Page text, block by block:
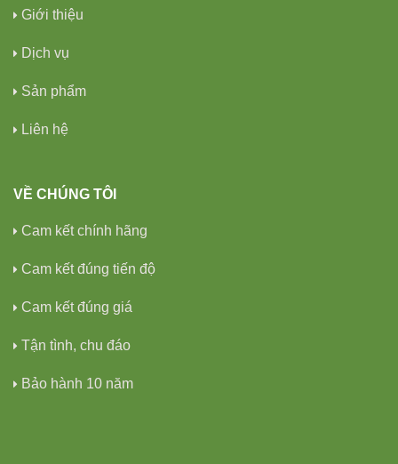
Giới thiệu
Dịch vụ
Sản phẩm
Liên hệ
VỀ CHÚNG TÔI
Cam kết chính hãng
Cam kết đúng tiến độ
Cam kết đúng giá
Tận tình, chu đáo
Bảo hành 10 năm